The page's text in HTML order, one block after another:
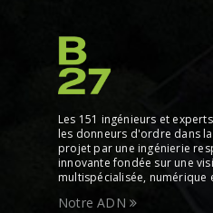
Les 151 ingénieurs et
les donneurs d'ordre dans
projet par une ingénierie
innovante fondée sur une
multispécialisée, numérique
Notre ADN